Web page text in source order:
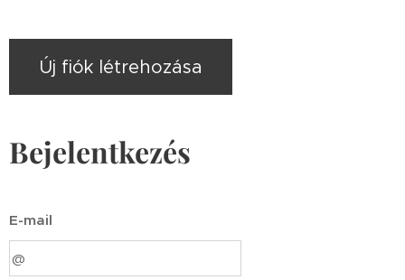
Új fiók létrehozása
Bejelentkezés
E-mail